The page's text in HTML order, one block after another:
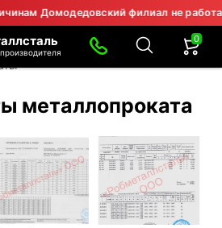
Домодедовский филиал не работает.
0
металлопроката